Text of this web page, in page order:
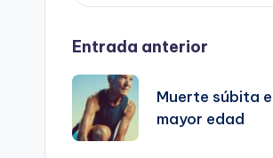
Navegación
de
entradas
Entrada anterior
Muerte súbita
mayor edad